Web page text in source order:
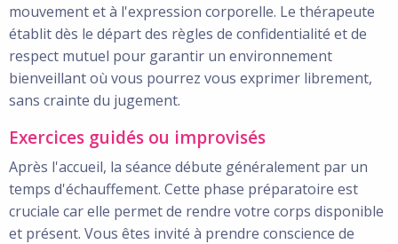
mouvement et à l'expression corporelle. Le thérapeute
établit dès le départ des règles de confidentialité et de
respect mutuel pour garantir un environnement
bienveillant où vous pourrez vous exprimer librement,
sans crainte du jugement.
Exercices guidés ou improvisés
Après l'accueil, la séance débute généralement par un
temps d'échauffement. Cette phase préparatoire est
cruciale car elle permet de rendre votre corps disponible
et présent. Vous êtes invité à prendre conscience de